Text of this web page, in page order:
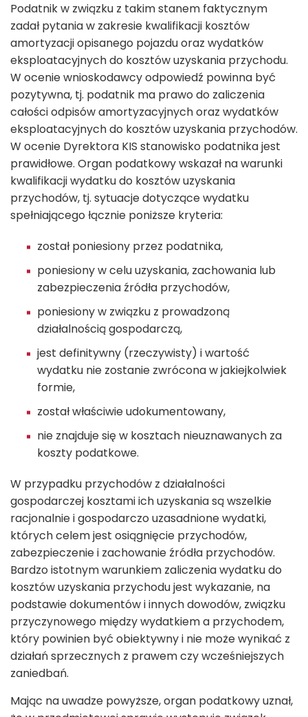
Podatnik w związku z takim stanem faktycznym
zadał pytania w zakresie kwalifikacji kosztów
amortyzacji opisanego pojazdu oraz wydatków
eksploatacyjnych do kosztów uzyskania przychodu.
W ocenie wnioskodawcy odpowiedź powinna być
pozytywna, tj. podatnik ma prawo do zaliczenia
całości odpisów amortyzacyjnych oraz wydatków
eksploatacyjnych do kosztów uzyskania przychodów.
W ocenie Dyrektora KIS stanowisko podatnika jest
prawidłowe. Organ podatkowy wskazał na warunki
kwalifikacji wydatku do kosztów uzyskania
przychodów, tj. sytuacje dotyczące wydatku
spełniającego łącznie poniższe kryteria:
został poniesiony przez podatnika,
poniesiony w celu uzyskania, zachowania lub
zabezpieczenia źródła przychodów,
poniesiony w związku z prowadzoną
działalnością gospodarczą,
jest definitywny (rzeczywisty) i wartość
wydatku nie zostanie zwrócona w jakiejkolwiek
formie,
został właściwie udokumentowany,
nie znajduje się w kosztach nieuznawanych za
koszty podatkowe.
W przypadku przychodów z działalności
gospodarczej kosztami ich uzyskania są wszelkie
racjonalnie i gospodarczo uzasadnione wydatki,
których celem jest osiągnięcie przychodów,
zabezpieczenie i zachowanie źródła przychodów.
Bardzo istotnym warunkiem zaliczenia wydatku do
kosztów uzyskania przychodu jest wykazanie, na
podstawie dokumentów i innych dowodów, związku
przyczynowego między wydatkiem a przychodem,
który powinien być obiektywny i nie może wynikać z
działań sprzecznych z prawem czy wcześniejszych
zaniedbań.
Mając na uwadze powyższe, organ podatkowy uznał,